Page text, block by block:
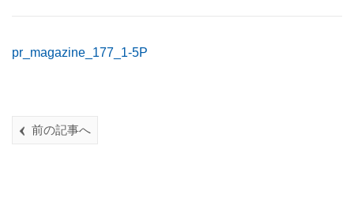
pr_magazine_177_1-5P
前の記事へ